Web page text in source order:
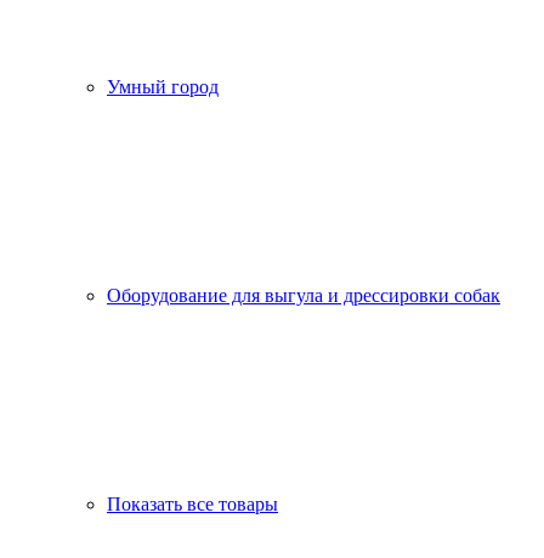
Умный город
Оборудование для выгула и дрессировки собак
Показать все товары